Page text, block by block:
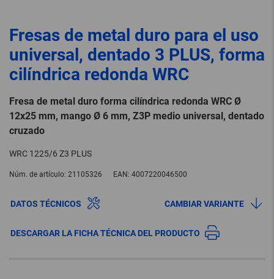
Fresas de metal duro para el uso
universal, dentado 3 PLUS, forma
cilíndrica redonda WRC
Fresa de metal duro forma cilíndrica redonda WRC Ø
12x25 mm, mango Ø 6 mm, Z3P medio universal, dentado
cruzado
WRC 1225/6 Z3 PLUS
Núm. de artículo: 21105326 EAN: 4007220046500
DATOS TÉCNICOS CAMBIAR VARIANTE
DESCARGAR LA FICHA TÉCNICA DEL PRODUCTO